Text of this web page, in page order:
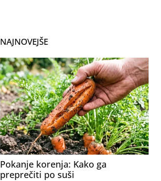
NAJNOVEJŠE
Pokanje korenja: Kako ga
preprečiti po suši